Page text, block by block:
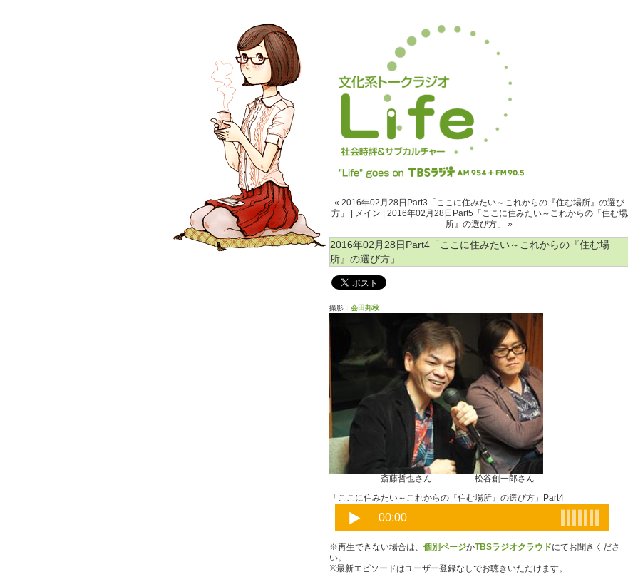
« 2016年02月28日Part3「ここに住みたい～これからの『住む場所』の選び
方」
メイン
2016年02月28日Part5「ここに住みたい～これからの『住む場
所』の選び方」 »
2016年02月28日Part4「ここに住みたい～これからの『住む場
所』の選び方」
撮影： 会田邦秋
斎藤哲也さん 松谷創一郎さん
「ここに住みたい～これからの『住む場所』の選び方」Part4
※再生できない場合は、 個別ページかTBSラジオクラウドにてお聞きくださ
い。
※最新エピソードはユーザー登録なしでお聴きいただけます。